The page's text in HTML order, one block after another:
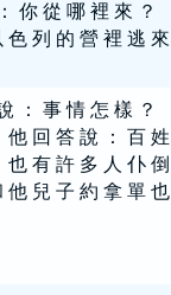
你 從 哪 裡 來 ？
色 列 的 營 裡 逃 來
： 事 情 怎 樣 ？
他 回 答 說 ： 百 姓
也 有 許 多 人 仆 倒
他 兒 子 約 拿 單 也